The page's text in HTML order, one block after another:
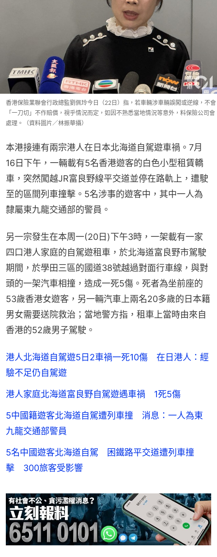
香港保險業聯會行政總監劉佩玲今日（22日）指，若車輛涉車輛誤闖或逆線，不會
「一刀切」不作賠償，視乎情況而定，如因不熟悉當地情況等意外，料保險公司會
處理。（資料圖片／林振華攝）
本港接連有兩宗港人在日本北海道自駕遊車禍。7月
16日下午，一輛載有5名香港遊客的白色小型租賃轎
車，突然闖越JR富良野線平交道並停在路軌上，遭駛
至的區間列車撞擊。5名涉事的遊客中，其中一人為
隸屬東九龍交通部的警員。
另一宗發生在本周一(20日)下午3時，一架載有一家
四口港人家庭的自駕遊租車，於北海道富良野市駕駛
期間，於學田三區的國道38號越過對面行車線，與對
頭的一架汽車相撞，造成一死5傷。死者為坐前座的
53歲香港女遊客，另一輛汽車上兩名20多歲的日本籍
男女需要送院救治；當地警方指，租車上當時由來自
香港的52歲男子駕駛。
港人北海道自駕遊5日2車禍一死10傷 在日港人：經
驗不足仍自駕遊
港人家庭北海道富良野自駕遊遇車禍 1死5傷
5中國籍遊客北海道自駕遭列車撞 消息：一人為東
九龍交通部警員
5名中國遊客北海道自駕 困鐵路平交道遭列車撞
擊 300旅客受影響